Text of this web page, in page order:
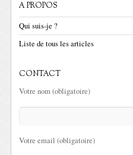
A PROPOS
Qui suis-je ?
Liste de tous les articles
CONTACT
Votre nom (obligatoire)
Votre email (obligatoire)